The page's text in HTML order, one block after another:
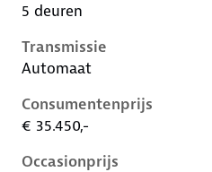
5 deuren
Transmissie
Automaat
Consumentenprijs
€ 35.450,-
Occasionprijs